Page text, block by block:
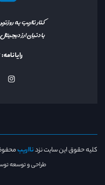
کنار نااریب به
با دنیای ارز
رایانامه:info@naorib.ir
کلیه حقوق این سایت نزدنااریب
طراحی و توسعه